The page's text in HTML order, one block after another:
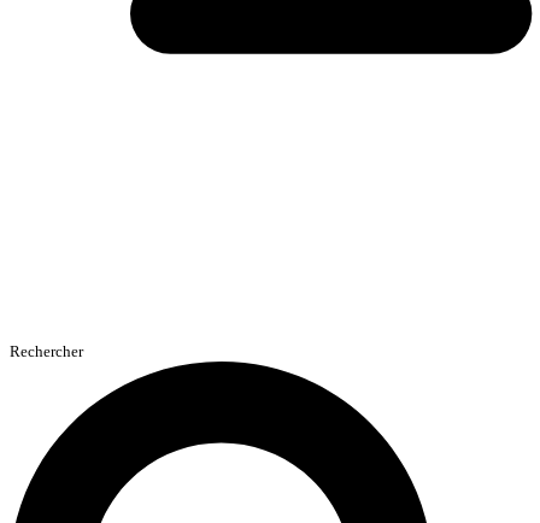
Rechercher